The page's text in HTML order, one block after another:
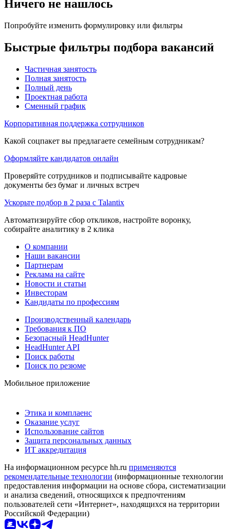
Ничего не нашлось
Попробуйте изменить формулировку или фильтры
Быстрые фильтры подбора вакансий
Частичная занятость
Полная занятость
Полный день
Проектная работа
Сменный график
Корпоративная поддержка сотрудников
Какой соцпакет вы предлагаете семейным сотрудникам?
Оформляйте кандидатов онлайн
Проверяйте сотрудников и подписывайте кадровые
документы без бумаг и личных встреч
Ускорьте подбор в 2 раза с Talantix
Автоматизируйте сбор откликов, настройте воронку,
собирайте аналитику в 2 клика
О компании
Наши вакансии
Партнерам
Реклама на сайте
Новости и статьи
Инвесторам
Кандидаты по профессиям
Производственный календарь
Требования к ПО
Безопасный HeadHunter
HeadHunter API
Поиск работы
Поиск по резюме
Мобильное приложение
Этика и комплаенс
Оказание услуг
Использование сайтов
Защита персональных данных
ИТ аккредитация
На информационном ресурсе hh.ru применяются
рекомендательные технологии (информационные технологии
предоставления информации на основе сбора, систематизации
и анализа сведений, относящихся к предпочтениям
пользователей сети «Интернет», находящихся на территории
Российской Федерации)